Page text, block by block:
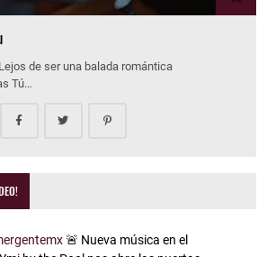
de ser una balada romántica
Tú…
🚨 Nueva música en el